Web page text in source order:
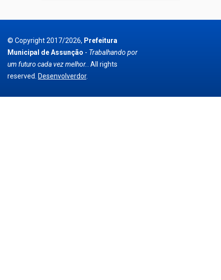
© Copyright 2017/2026, Prefeitura
Municipal de Assunção - Trabalhando por
um futuro cada vez melhor.. All rights
reserved. Desenvolverdor.